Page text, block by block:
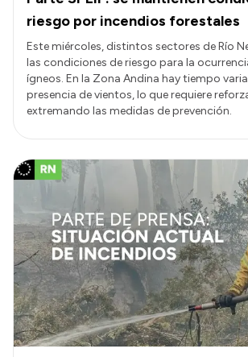
riesgo por incendios forestales
Este miércoles, distintos sectores de Río
las condiciones de riesgo para la
ígneos. En la Zona Andina hay tiempo
presencia de vientos, lo que requiere
extremando las medidas de prevención.